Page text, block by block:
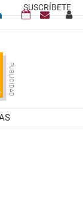
SUSCRÍBETE